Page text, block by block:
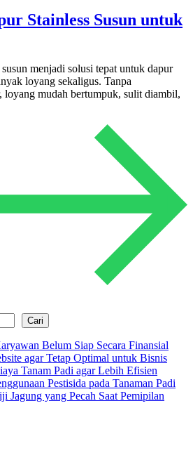
Stainless Susun untuk
menjadi solusi tepat untuk dapur
loyang sekaligus. Tanpa
loyang mudah bertumpuk, sulit diambil,
Cari
Belum Siap Secara Finansial
agar Tetap Optimal untuk Bisnis
Tanam Padi agar Lebih Efisien
Pestisida pada Tanaman Padi
Jagung yang Pecah Saat Pemipilan